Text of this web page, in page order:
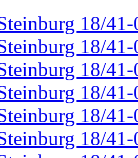
18/41-
18/41-
18/41-
18/41-
18/41-
18/41-